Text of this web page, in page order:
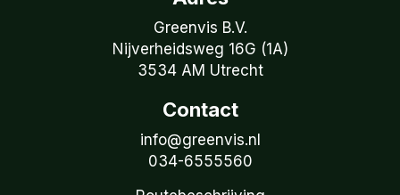
Greenvis B.V.
Nijverheidsweg 16G (1A)
3534 AM Utrecht
Contact
info@greenvis.nl
034-6555560